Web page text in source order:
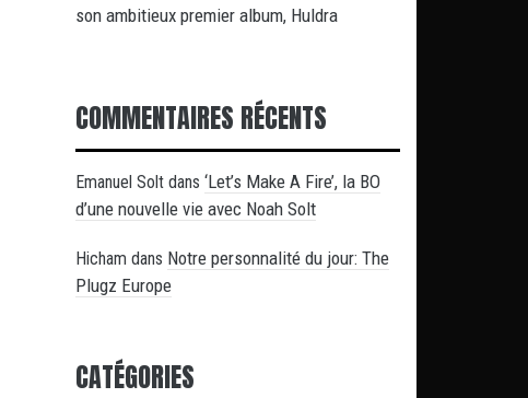
son ambitieux premier album, Huldra
COMMENTAIRES RÉCENTS
Emanuel Solt dans ‘Let’s Make A Fire’, la BO
d’une nouvelle vie avec Noah Solt
Hicham dans Notre personnalité du jour: The
Plugz Europe
CATÉGORIES